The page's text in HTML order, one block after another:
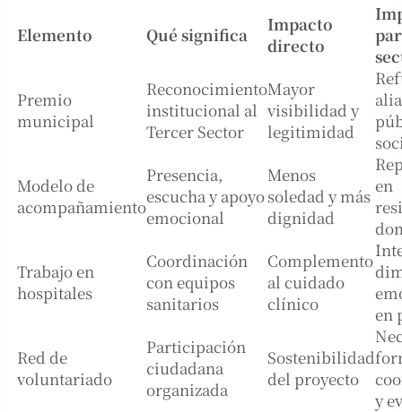
Elemento Qué significa
Impacto
directo
Premio
municipal
Reconocimiento
institucional al
Tercer Sector
Mayor
visibilidad y
legitimidad
Modelo de
acompañamiento
Presencia,
escucha y apoyo
emocional
Menos
soledad y más
dignidad
en
Trabajo en
hospitales
Coordinación
con equipos
sanitarios
Complemento
al cuidado
clínico
en
Red de
voluntariado
Participación
ciudadana
organizada
Sostenibilidad
del proyecto
y